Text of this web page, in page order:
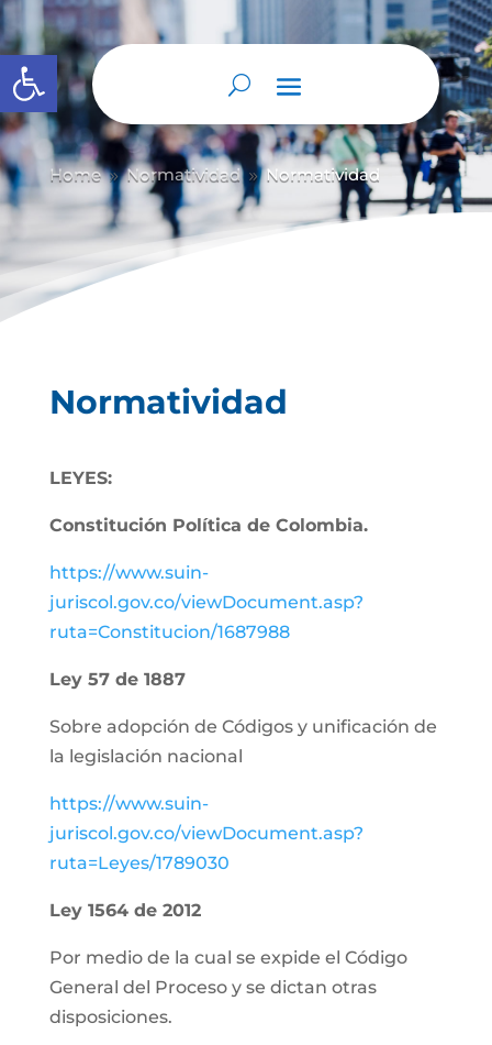
Abrir barra de herramientas
Home 9 Normatividad 9 Normatividad
Normatividad
LEYES:
Constitución Política de Colombia.
https://www.suin-
juriscol.gov.co/viewDocument.asp?
ruta=Constitucion/1687988
Ley 57 de 1887
Sobre adopción de Códigos y unificación de
la legislación nacional
https://www.suin-
juriscol.gov.co/viewDocument.asp?
ruta=Leyes/1789030
Ley 1564 de 2012
Por medio de la cual se expide el Código
General del Proceso y se dictan otras
disposiciones.